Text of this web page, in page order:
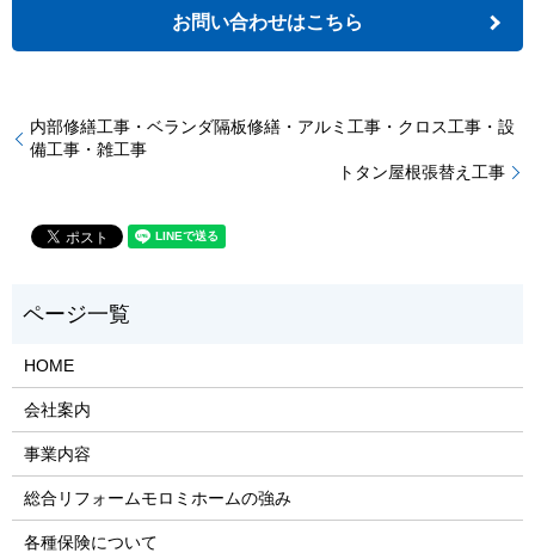
お問い合わせはこちら
内部修繕工事・ベランダ隔板修繕・アルミ工事・クロス工事・設
備工事・雑工事
トタン屋根張替え工事
HOME
会社案内
事業内容
総合リフォームモロミホームの強み
各種保険について